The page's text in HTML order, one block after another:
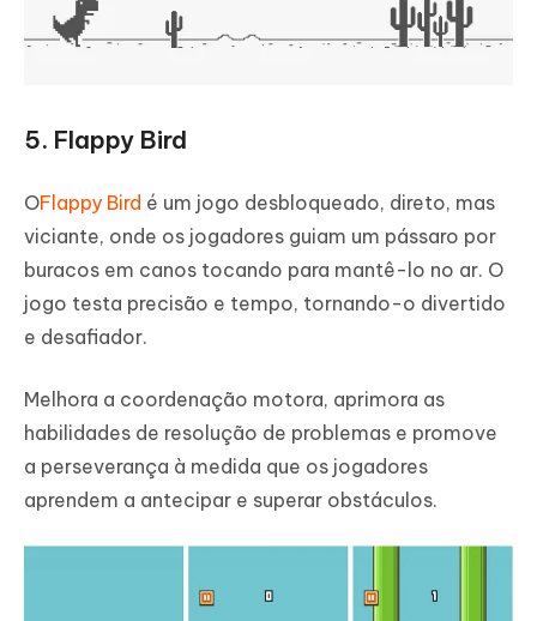
5. Flappy Bird
OFlappy Bird é um jogo desbloqueado, direto, mas
viciante, onde os jogadores guiam um pássaro por
buracos em canos tocando para mantê-lo no ar. O
jogo testa precisão e tempo, tornando-o divertido
e desafiador.
Melhora a coordenação motora, aprimora as
habilidades de resolução de problemas e promove
a perseverança à medida que os jogadores
aprendem a antecipar e superar obstáculos.